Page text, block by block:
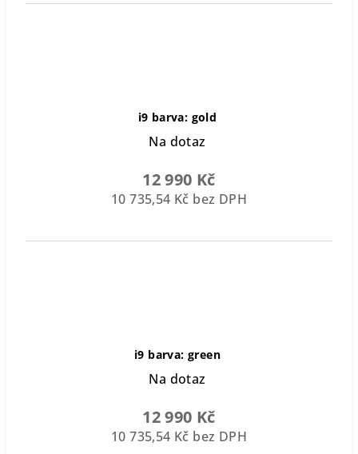
i9 barva: gold
Na dotaz
12 990 Kč
10 735,54 Kč bez DPH
i9 barva: green
Na dotaz
12 990 Kč
10 735,54 Kč bez DPH